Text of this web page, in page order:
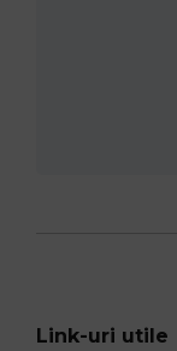
Link-uri utile